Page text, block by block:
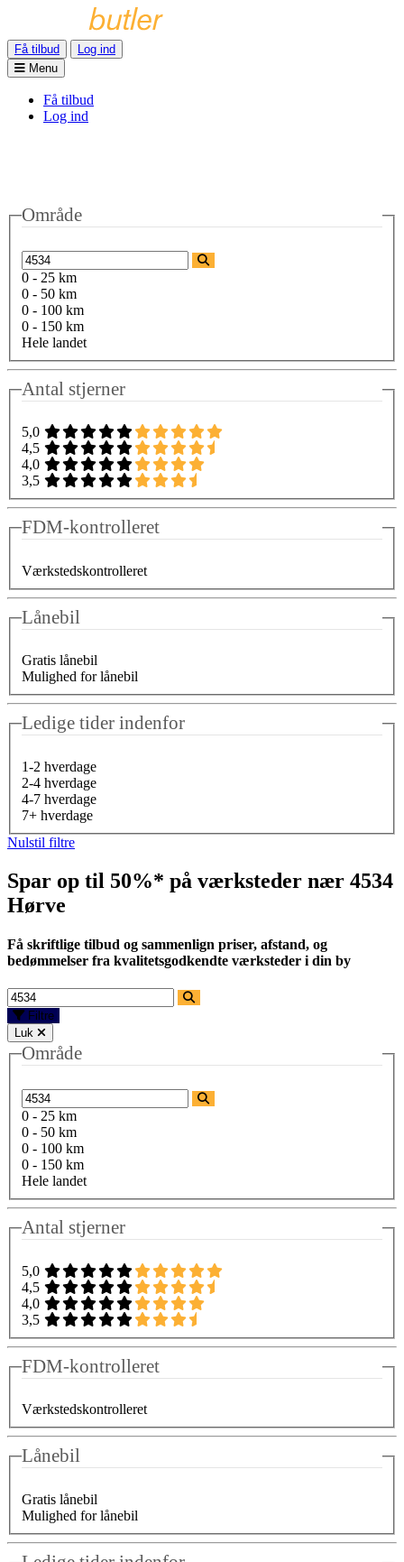
Få tilbud
Log ind
Menu
Få tilbud
Log ind
Område
0 - 25 km
0 - 50 km
0 - 100 km
0 - 150 km
Hele landet
Antal stjerner
5,0
4,5
4,0
3,5
FDM-kontrolleret
Værkstedskontrolleret
Lånebil
Gratis lånebil
Mulighed for lånebil
Ledige tider indenfor
1-2 hverdage
2-4 hverdage
4-7 hverdage
7+ hverdage
Nulstil filtre
Spar op til 50%* på værksteder nær 4534
Hørve
Få skriftlige tilbud og sammenlign priser, afstand, og
bedømmelser fra kvalitetsgodkendte værksteder i din by
Filtre
Luk
Område
0 - 25 km
0 - 50 km
0 - 100 km
0 - 150 km
Hele landet
Antal stjerner
5,0
4,5
4,0
3,5
FDM-kontrolleret
Værkstedskontrolleret
Lånebil
Gratis lånebil
Mulighed for lånebil